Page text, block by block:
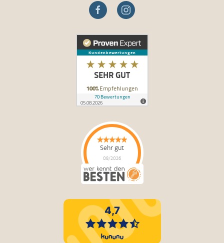
Sehr gut
08/2026
PhysioStich GmbHhat
4.91von5Sternen |
auf
werkenntdenBESTEN.de